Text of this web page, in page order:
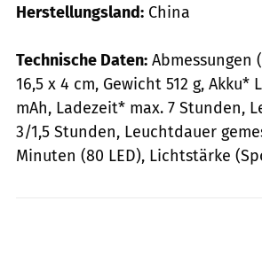
Herstellungsland: China
Technische Daten: Abmessungen
16,5 x 4 cm, Gewicht 512 g, Akku*
mAh, Ladezeit* max. 7 Stunden,
3/1,5 Stunden, Leuchtdauer
Minuten (80 LED), Lichtstärke